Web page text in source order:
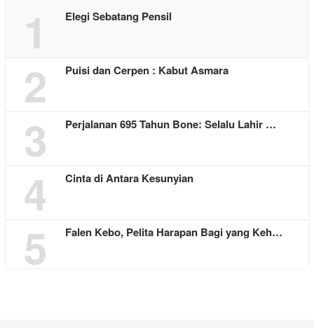
1 Elegi Sebatang Pensil
2 Puisi dan Cerpen : Kabut Asmara
3 Perjalanan 695 Tahun Bone: Selalu Lahir …
4 Cinta di Antara Kesunyian
5 Falen Kebo, Pelita Harapan Bagi yang Keh…